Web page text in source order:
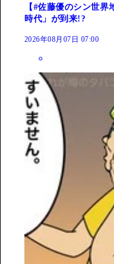
【#佐藤優のシン世
時代」が到来!?
2026年08月07日 07:00